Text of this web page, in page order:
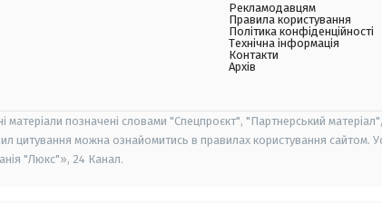
Рекламодавцям
Правила користування
Політика конфіденційності
Технічна інформація
Контакти
Архів
матеріали позначені словами "Спецпроєкт", "Партнерський
цитування можна ознайомитись в правилах користування сайтом.
"Люкс"», 24 Канал.